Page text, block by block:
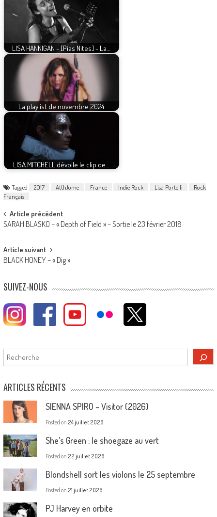
LISA HANNIGAN - [Pias Nites] - La…
La playlist de novembre 2024
LISA MITCHELL dévoile le clip de…
Tagged 2017 At(h)ome France Indie Rock Lisa Portelli
Rock
Français
Post
navigation
Article précédent
SARAH BLASKO – « Depth of Field » – Sortie le 23 février 2018
Article suivant
BLACK HONEY – « Dig »
SUIVEZ-NOUS
Rechercher
ARTICLES RÉCENTS
SIENNA SPIRO – Visitor (2026)
Posted on 24 juillet 2026
She’s Green : le shoegaze au vert
Posted on 22 juillet 2026
Blondshell sort les violons le 25 septembre
Posted on 21 juillet 2026
PJ Harvey en orbite